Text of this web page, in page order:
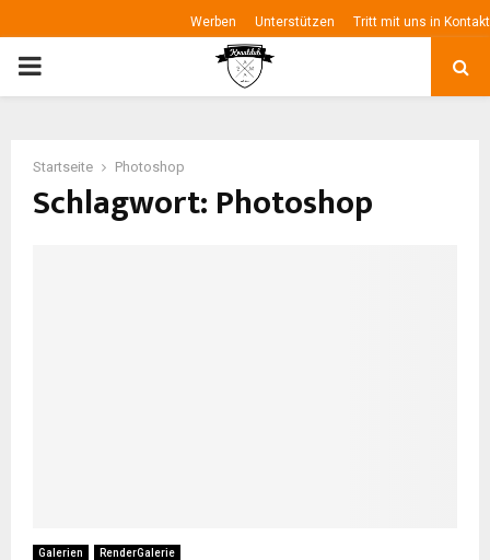
Werben Unterstützen Tritt mit uns in Kontakt
P
E
Startseite Photoshop
Schlagwort: Photoshop
Galerien RenderGalerie